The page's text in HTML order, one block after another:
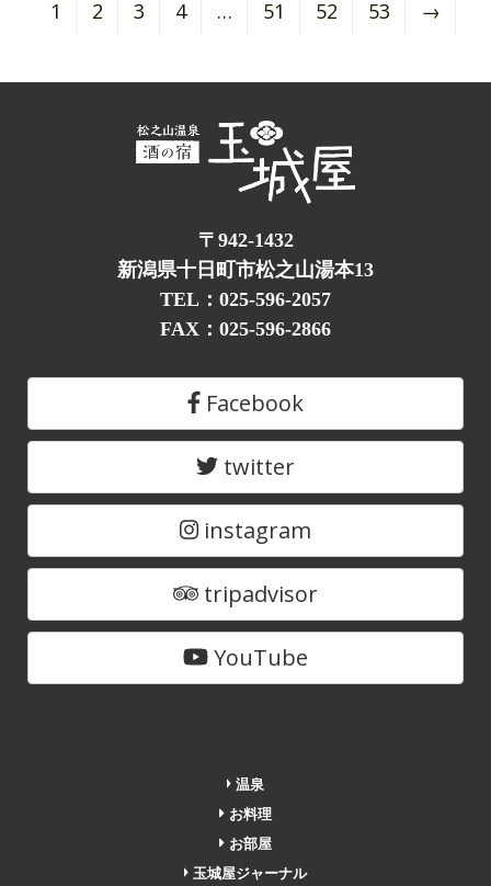
1 2 3 4 … 51 52 53 →
〒942-1432
新潟県十日町市松之山湯本13
TEL：025-596-2057
FAX：025-596-2866
Facebook
twitter
instagram
tripadvisor
YouTube
温泉
お料理
お部屋
玉城屋ジャーナル